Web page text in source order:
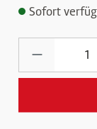
Sofort
Produkt